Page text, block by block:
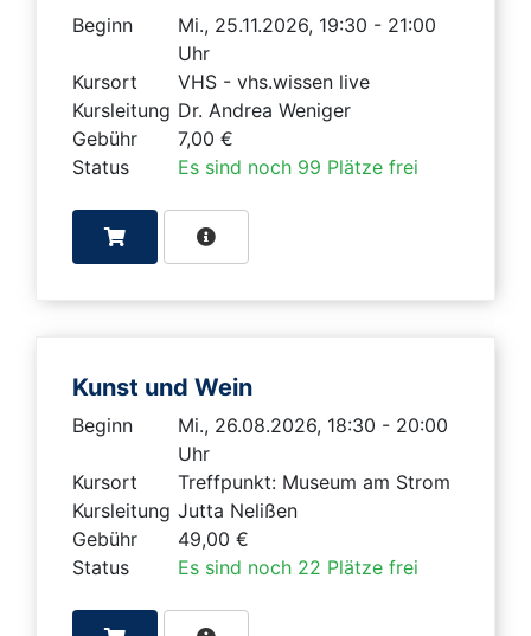
Beginn
Mi., 25.11.2026, 19:30 - 21:00
Uhr
Kursort
VHS - vhs.wissen live
Kursleitung Dr. Andrea Weniger
Gebühr
7,00 €
Status
Es sind noch 99 Plätze frei
Kunst und Wein
Beginn
Mi., 26.08.2026, 18:30 - 20:00
Uhr
Kursort
Treffpunkt: Museum am Strom
Kursleitung Jutta Nelißen
Gebühr
49,00 €
Status
Es sind noch 22 Plätze frei